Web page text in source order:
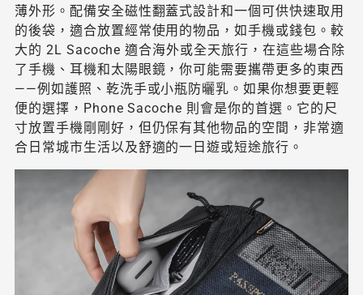
薄外形。配備安全磁性翻蓋式設計和一個可供快速取用
的後袋，適合放置經常使用的物品，如手機或錢包。較
大的 2L Sacoche 適合海外或全天旅行，在這些場合除
了手機、耳機和太陽眼鏡，你可能需要攜帶更多的東西
——例如護照、乾洗手或小瓶防曬乳。如果你想要更輕
便的選擇，Phone Sacoche 則會是你的首選。它的尺
寸放置手機剛剛好，但仍保有其他物品的空間，非常適
合日常城市生活以及舒適的一日遊或短途旅行。